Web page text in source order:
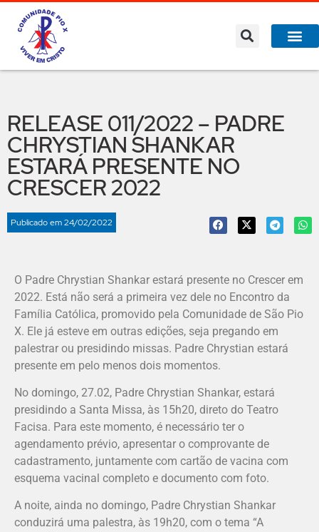
RELEASE 011/2022 – PADRE
CHRYSTIAN SHANKAR
ESTARÁ PRESENTE NO
CRESCER 2022
Publicado em24/02/2022
O Padre Chrystian Shankar estará presente no Crescer em
2022. Está não será a primeira vez dele no Encontro da
Família Católica, promovido pela Comunidade de São Pio
X. Ele já esteve em outras edições, seja pregando em
palestrar ou presidindo missas. Padre Chrystian estará
presente em pelo menos dois momentos.
No domingo, 27.02, Padre Chrystian Shankar, estará
presidindo a Santa Missa, às 15h20, direto do Teatro
Facisa. Para este momento, é necessário ter o
agendamento prévio, apresentar o comprovante de
cadastramento, juntamente com cartão de vacina com
esquema vacinal completo e documento com foto.
A noite, ainda no domingo, Padre Chrystian Shankar
conduzirá uma palestra, às 19h20, com o tema “A